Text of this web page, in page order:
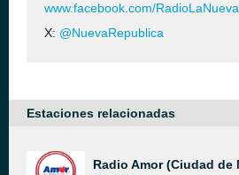
www.facebook.com/
X: @NuevaRepublica
Estaciones relacionadas
Radio Amor (Ciudad de